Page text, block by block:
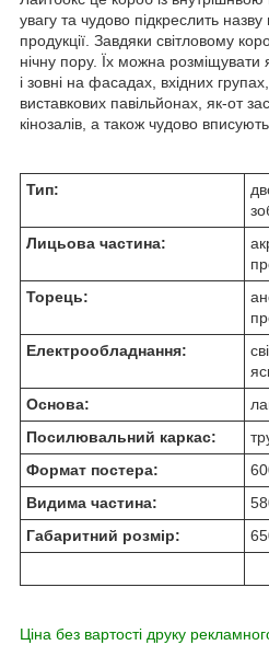
увагу та чудово підкреслить
продукції. Завдяки світловому
нічну пору. Їх можна розміщувати
і зовні на фасадах, вхідних
виставкових павільйонах, як-от
кінозалів, а також чудово
Тип:
Лицьова частина:
Торець:
Електрообладнання:
Основа:
Посилювальний каркас:
Формат постера:
Видима частина:
Габаритний розмір:
Ціна без вартості друку